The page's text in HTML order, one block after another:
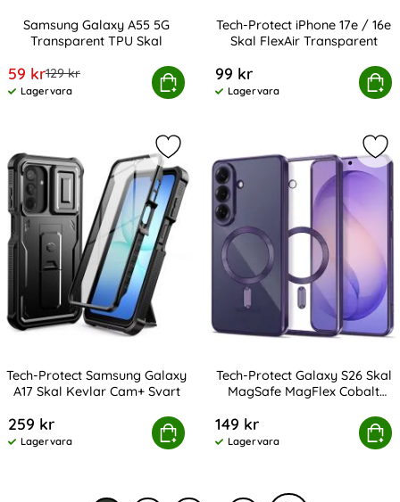
Samsung Galaxy A55 5G
Transparent TPU Skal
rea pris
59 krtidigare pris
129 kr
Tillgänglighet:
Lagervara
Köp
Samsung Galaxy A55 5G Transparent TPU Skal
Tech-Protect iPhone 17e / 16e
Skal FlexAir Transparent
99 kr
Tillgänglighet:
Lagervara
Köp
Tech-Protect iPhone 17e / 16e
Tech-Protect Samsung Galaxy
A17 Skal Kevlar Cam+ Svart
259 kr
Tillgänglighet:
Lagervara
Köp
Samsung Galaxy A17 Skal Kevlar Cam+ Svart
Markera tech-Protect Samsung
Tech-Protect Galaxy S26 Skal
MagSafe MagFlex Cobalt
149 kr
Tillgänglighet:
Lagervara
Köp
Tech-Protect Galaxy S26 Skal